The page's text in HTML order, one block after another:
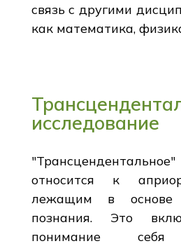
связь с другими
как математика,
исследование
относится к
лежащим в основе
познания. Это
понимание себя